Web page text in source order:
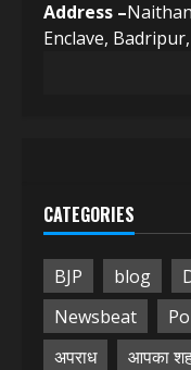
Address –
Enclave,
CATEGORIES
BJP blog
Newsbeat
अपराध
आपका